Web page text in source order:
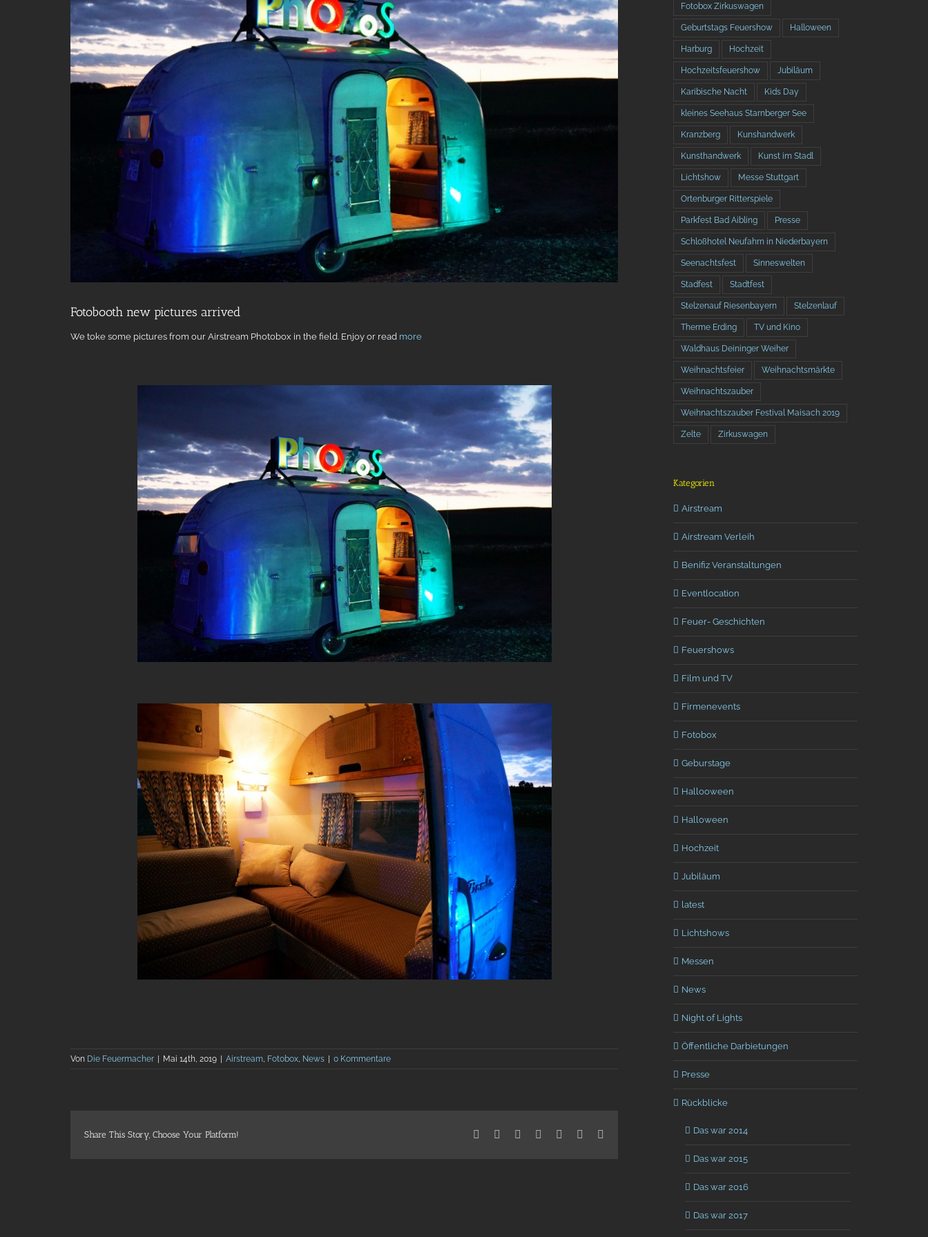
Fotobooth new pictures arrived
We toke some pictures from our Airstream Photobox in the field. Enjoy or read more
Von Die Feuermacher Mai 14th, 2019 Airstream, Fotobox, News 0 Kommentare
Share This Story, Choose Your Platform! Facebook Reddit LinkedInTelegram
Tumblr
Fotobox Zirkuswagen
Geburtstags Feuershow Halloween
Harburg Hochzeit
Hochzeitsfeuershow Jubiläum
Karibische Nacht Kids Day
kleines Seehaus Starnberger See
Kranzberg Kunshandwerk
Kunsthandwerk Kunst im Stadl
Lichtshow Messe Stuttgart
Ortenburger Ritterspiele
Parkfest Bad Aibling Presse
Schloßhotel Neufahrn in Niederbayern
Seenachtsfest Sinneswelten
Stadfest Stadtfest
Stelzenauf Riesenbayern Stelzenlauf
Therme Erding TV und Kino
Waldhaus Deininger Weiher
Weihnachtsfeier Weihnachtsmärkte
Weihnachtszauber
Weihnachtszauber Festival Maisach 2019
Zelte Zirkuswagen
Kategorien
Airstream
Airstream Verleih
Benifiz Veranstaltungen
Eventlocation
Feuer- Geschichten
Feuershows
Film und TV
Firmenevents
Fotobox
Geburstage
Hallooween
Halloween
Hochzeit
Jubiläum
latest
Lichtshows
Messen
News
Night of Lights
Öffentliche Darbietungen
Presse
Rückblicke
Das war 2014
Das war 2015
Das war 2016
Das war 2017